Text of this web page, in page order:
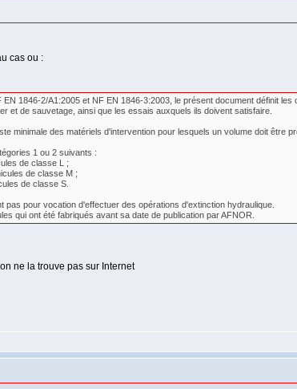
cas ou :
1846-2/A1:2005 et NF EN 1846-3:2003, le présent document définit
et de sauvetage, ainsi que les essais auxquels ils doivent satisfaire.
minimale des matériels d'intervention pour lesquels un volume doit être
1 ou 2 suivants :
de classe L ;
de classe M ;
de classe S.
pour vocation d'effectuer des opérations d'extinction hydraulique.
qui ont été fabriqués avant sa date de publication par AFNOR.
ne la trouve pas sur Internet